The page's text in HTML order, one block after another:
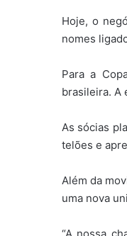
Hoje, o
nomes
Para a
brasileira. A
As sócias
telões e
Além da
uma nova
“A nossa